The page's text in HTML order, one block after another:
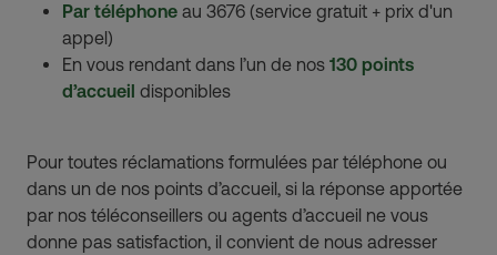
Par téléphone au 3676 (service gratuit + prix d'un
appel)
En vous rendant dans l’un de nos 130 points
d’accueil disponibles
Pour toutes réclamations formulées par téléphone ou
dans un de nos points d’accueil, si la réponse apportée
par nos téléconseillers ou agents d’accueil ne vous
donne pas satisfaction, il convient de nous adresser